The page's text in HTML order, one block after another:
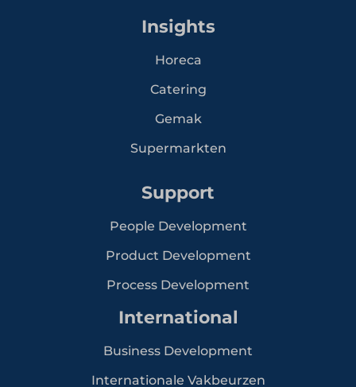
Insights
Horeca
Catering
Gemak
Supermarkten
Support
People Development
Product Development
Process Development
International
Business Development
Internationale Vakbeurzen